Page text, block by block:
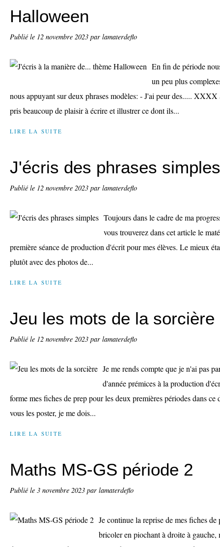
Halloween
Publié le 12 novembre 2023 par lamaterdeflo
En fin de période
un peu plus
nous appuyant sur deux phrases modèles: - J'ai peur des..... XXXX
pris beaucoup de plaisir à écrire et illustrer ce dont ils...
LIRE LA SUITE
J'écris des phrases simples
Publié le 12 novembre 2023 par lamaterdeflo
Toujours dans le cadre de ma
vous trouverez dans cet article le
première séance de production d'écrit pour mes élèves. Le mieux
plutôt avec des photos de...
LIRE LA SUITE
Jeu les mots de la sorcière
Publié le 12 novembre 2023 par lamaterdeflo
Je me rends compte que je n'ai pas
d'année prémices à la production
forme mes fiches de prep pour les deux premières périodes dans
vous les poster, je me dois...
LIRE LA SUITE
Maths MS-GS période 2
Publié le 3 novembre 2023 par lamaterdeflo
Je continue la reprise de mes fiches
bricoler en piochant à droite à